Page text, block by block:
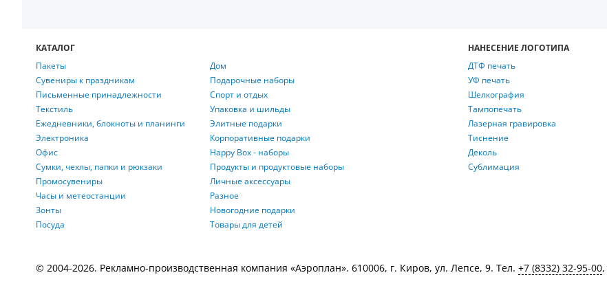
КАТАЛОГ
Пакеты
Сувениры к праздникам
Письменные принадлежности
Текстиль
Ежедневники, блокноты и планинги
Электроника
Офис
Сумки, чехлы, папки и рюкзаки
Промосувениры
Часы и метеостанции
Зонты
Посуда
Дом
Подарочные наборы
Спорт и отдых
Упаковка и шильды
Элитные подарки
Корпоративные подарки
Happy Box - наборы
Продукты и продуктовые наборы
Личные аксессуары
Разное
Новогодние подарки
Товары для детей
НАНЕСЕНИЕ ЛОГОТИПА
ДТФ печать
УФ печать
Шелкография
Тампопечать
Лазерная гравировка
Тиснение
Деколь
Сублимация
© 2004-2026. Рекламно-производственная компания «Аэроплан». 610006, г. Киров, ул. Лепсе, 9. Тел. +7 (8332) 32-95-00,